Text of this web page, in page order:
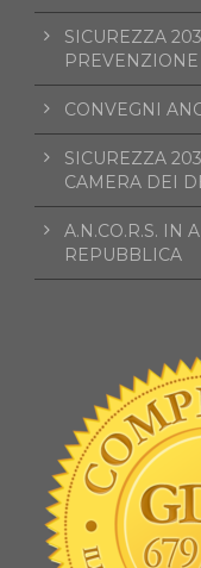
SICUREZZA
PREVENZIONE
CONVEGNI
SICUREZZA
CAMERA DEI
A.N.CO.R.S. IN
REPUBBLICA